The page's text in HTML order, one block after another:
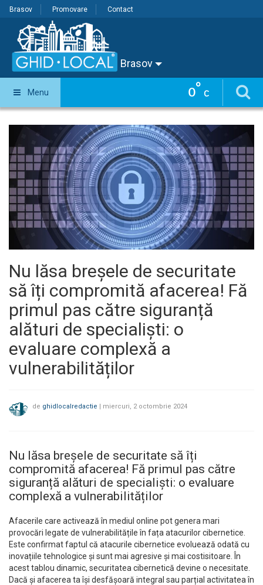
Brasov Promovare Contact
Brasov
0° C
Menu
Nu lăsa breșele de securitate
să îți compromită afacerea! Fă
primul pas către siguranță
alături de specialiști: o
evaluare complexă a
vulnerabilităților
de ghidlocalredactie | miercuri, 2 octombrie 2024
Nu lăsa breșele de securitate să îți
compromită afacerea! Fă primul pas către
siguranță alături de specialiști: o evaluare
complexă a vulnerabilităților
Afacerile care activează în mediul online pot genera mari
provocări legate de vulnerabilitățile în fața atacurilor cibernetice.
Este confirmat faptul că atacurile cibernetice evoluează odată cu
inovațiile tehnologice și sunt mai agresive și mai costisitoare. În
acest tablou dinamic, securitatea cibernetică devine o necesitate.
Dacă și afacerea ta își desfășoară integral sau parțial activitatea în